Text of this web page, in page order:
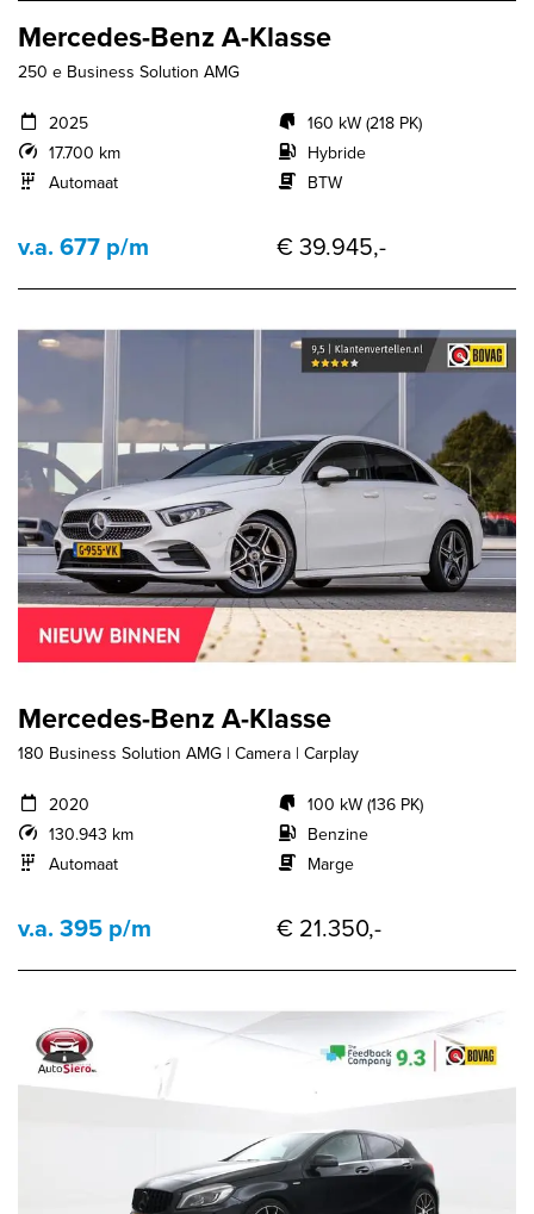
Mercedes-Benz A-Klasse
250 e Business Solution AMG
2025
17.700 km
Automaat
160 kW (218 PK)
Hybride
BTW
v.a. 677 p/m € 39.945,-
Mercedes-Benz A-Klasse
180 Business Solution AMG | Camera | Carplay
2020
130.943 km
Automaat
100 kW (136 PK)
Benzine
Marge
v.a. 395 p/m € 21.350,-